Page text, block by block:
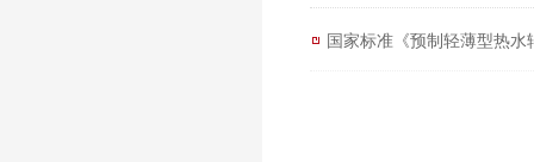
国家标准《预制轻薄型热